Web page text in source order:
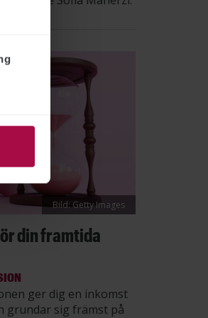
Bild: Getty Images
din framtida
ger dig en inkomst
grundar sig främst på